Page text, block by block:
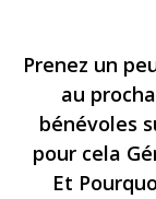
Prenez un
au
bénévoles
pour cela
Et